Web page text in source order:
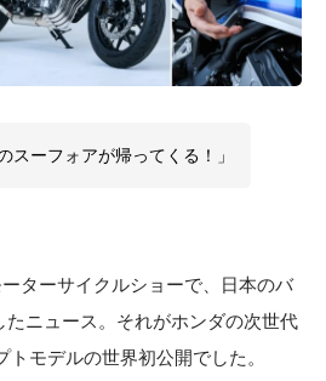
スーフォアが帰ってくる！」
ターサイクルショーで、日本のバ
たニュース。それがホンダの次世代
モデルの世界初公開でした。